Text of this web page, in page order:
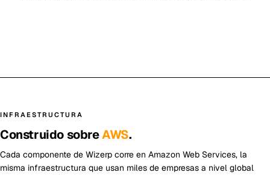
INFRAESTRUCTURA
Construido sobreAWS.
Cada componente de Wizerp corre en Amazon Web Services, la
misma infraestructura que usan miles de empresas a nivel global